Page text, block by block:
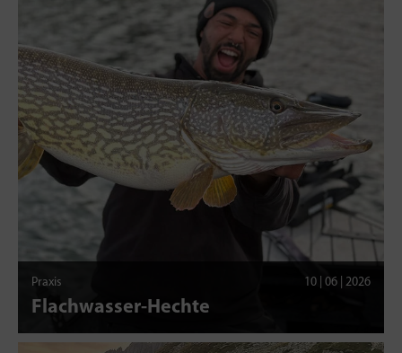
Praxis 10 | 06 | 2026
Flachwasser-Hechte